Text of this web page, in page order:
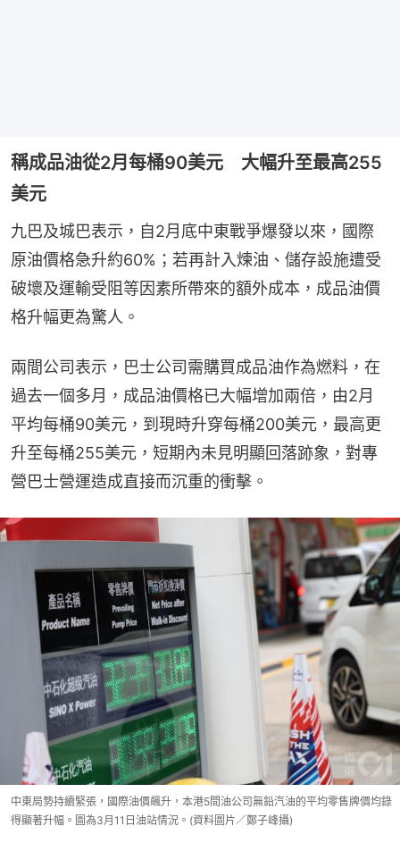
稱成品油從2月每桶90美元 大幅升至最高255
美元
九巴及城巴表示，自2月底中東戰爭爆發以來，國際
原油價格急升約60%；若再計入煉油、儲存設施遭受
破壞及運輸受阻等因素所帶來的額外成本，成品油價
格升幅更為驚人。
兩間公司表示，巴士公司需購買成品油作為燃料，在
過去一個多月，成品油價格已大幅增加兩倍，由2月
平均每桶90美元，到現時升穿每桶200美元，最高更
升至每桶255美元，短期內未見明顯回落跡象，對專
營巴士營運造成直接而沉重的衝擊。
中東局勢持續緊張，國際油價飆升，本港5間油公司無鉛汽油的平均零售牌價均錄
得顯著升幅。圖為3月11日油站情況。(資料圖片／鄭子峰攝)